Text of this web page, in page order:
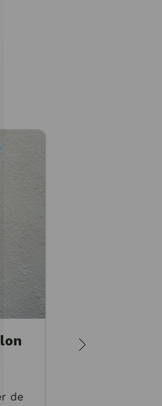
de